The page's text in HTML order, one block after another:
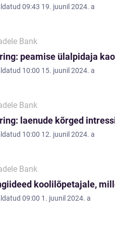
09:43 19. juunil 2024. a
Bank
peamise ülalpidaja
10:00 15. juunil 2024. a
Bank
laenude kõrged
10:00 12. juunil 2024. a
Bank
koolilõpetajale,
09:00 1. juunil 2024. a